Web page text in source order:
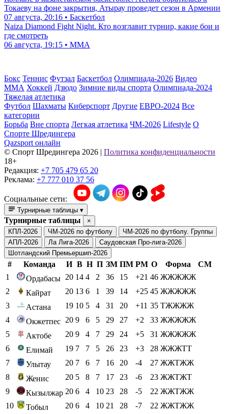
Токаеву на фоне закрытия, Атырау проведет сезон в Армении
07 августа, 20:16 • Баскетбол
Naiza Diamond Fight Night. Кто возглавит турнир, какие бои и
где смотреть
06 августа, 19:15 • ММА
Бокс Теннис Футзал Баскетбол Олимпиада-2026 Видео
ММА Хоккей Дзюдо Зимние виды спорта Олимпиада-2024
Тяжелая атлетика
Футбол Шахматы Киберспорт Другие ЕВРО-2024 Все
категории
Борьба Вне спорта Легкая атлетика ЧМ-2026 Lifestyle О
Спорте Шредингера
Qazsport онлайн
© Cпорт Шредингера 2026
Политика конфиденциальности
18+
Редакция: +7 705 479 65 20
Реклама: +7 777 010 37 56
Социальные сети:
Турнирные таблицы ▾
Турнирные таблицы
×
КПЛ-2026
ЧМ-2026 по футболу
ЧМ-2026 по футболу. Группы
АПЛ-2026
Ла Лига-2026
Саудовская Про-лига-2026
Шотландский Премьершип-2026
# Команда И В Н П ЗМ ПМ РМ О Форма
СМ
1
Ордабасы 20 14 4 2 36 15 +21 46 ЖЖЖЖЖ
2
Кайрат 20 13 6 1 39 14 +25 45 ЖЖЖЖЖ
3
Астана 19 10 5 4 31 20 +11 35 ТЖЖЖЖ
4
Окжетпес 20 9 6 5 29 27 +2 33 ЖЖЖЖЖ
5
Актобе 20 9 4 7 29 24 +5 31 ЖЖЖЖЖ
6
Елимай 19 7 7 5 26 23 +3 28 ЖЖЖТТ
7
Улытау 20 7 6 7 16 20 -4 27 ЖЖТЖЖ
8
Женис 20 5 8 7 17 23 -6 23 ЖЖТЖТ
9
Кызылжар 20 6 4 10 23 28 -5 22 ЖЖТЖЖ
10
Тобыл 20 6 4 10 21 28 -7 22 ЖЖТЖЖ